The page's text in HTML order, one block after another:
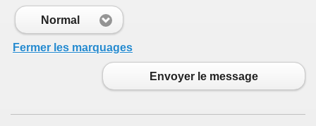
Normal
Fermer les marquages
Envoyer le message